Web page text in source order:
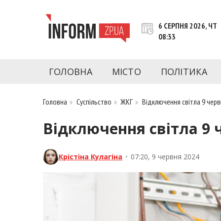
INFORM.ZP.UA – це інформаційний
Запоріжжя та Запорізької області на день.
6 СЕРПНЯ 2026, ЧТ
08:33
ГОЛОВНА МІСТО ПОЛІТИКА
Головна » Суспільство »ЖКГ » Відключення світла 9
Відключення світла 9
Крістіна Кулагіна • 07:20, 9 червня 2024